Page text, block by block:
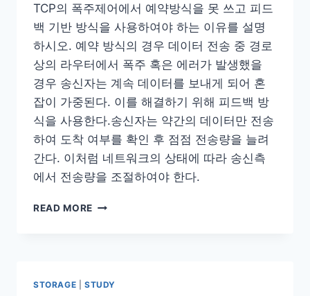
흐
름
제
어
TCP의 폭주제어에서 예약방식을 못 쓰고 피드
백 기반 방식을 사용하여야 하는 이유를 설명
하시오. 예약 방식의 경우 데이터 전송 중 경로
상의 라우터에서 폭주 혹은 에러가 발생했을
경우 송신자는 계속 데이터를 보내게 되어 혼
잡이 가중된다. 이를 해결하기 위해 피드백 방
식을 사용한다.송신자는 약간의 데이터만 전송
하여 도착 여부를 확인 후 점점 전송량을 늘려
간다. 이처럼 네트워크의 상태에 따라 송신측
에서 전송량을 조절하여야 한다.
READ MORE TCP
STORAGE STUDY